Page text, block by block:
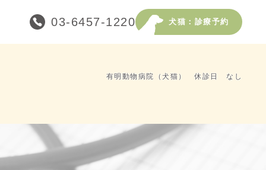
03-6457-1220 犬猫：診療予約
有明動物病院（犬猫） 休診日 なし